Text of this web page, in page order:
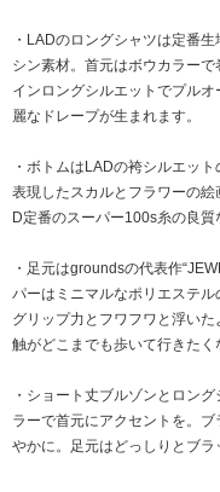
・LADのロングシャツは定番
シン素材。首元はボウカラー
インロングシルエットでプル
麗なドレープが生まれます。
・ボトムはLADの袴シルエッ
表現したスカルとフラワーの
D定番のスーパー100s糸の良質
・足元はgroundsの代表作
パーはミニマルなポリエステ
グリップ力とフワフワと浮い
触がどこまでも歩いて行きたく
・ショート丈ブルゾンとロン
ラーで首元にアクセントを。
やかに。足元はどっしりとブラ